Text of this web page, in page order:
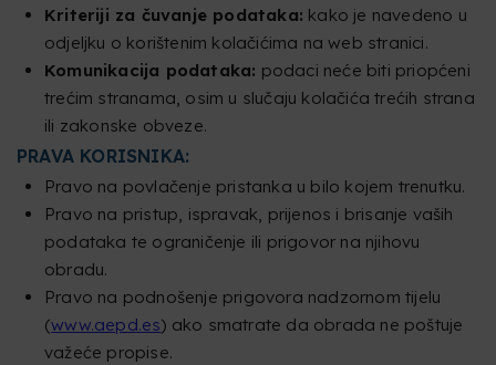
Kriteriji za čuvanje podataka: kako je navedeno u
odjeljku o korištenim kolačićima na web stranici.
Komunikacija podataka: podaci neće biti priopćeni
trećim stranama, osim u slučaju kolačića trećih strana
ili zakonske obveze.
PRAVA KORISNIKA:
Pravo na povlačenje pristanka u bilo kojem trenutku.
Pravo na pristup, ispravak, prijenos i brisanje vaših
podataka te ograničenje ili prigovor na njihovu
obradu.
Pravo na podnošenje prigovora nadzornom tijelu
(www.aepd.es) ako smatrate da obrada ne poštuje
važeće propise.